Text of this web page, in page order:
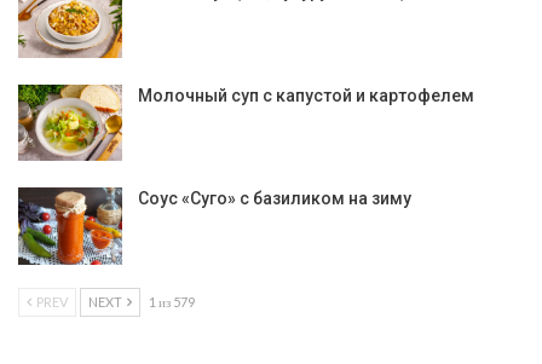
Молочный суп с капустой и картофелем
Соус «Суго» с базиликом на зиму
PREV NEXT 1 из 579